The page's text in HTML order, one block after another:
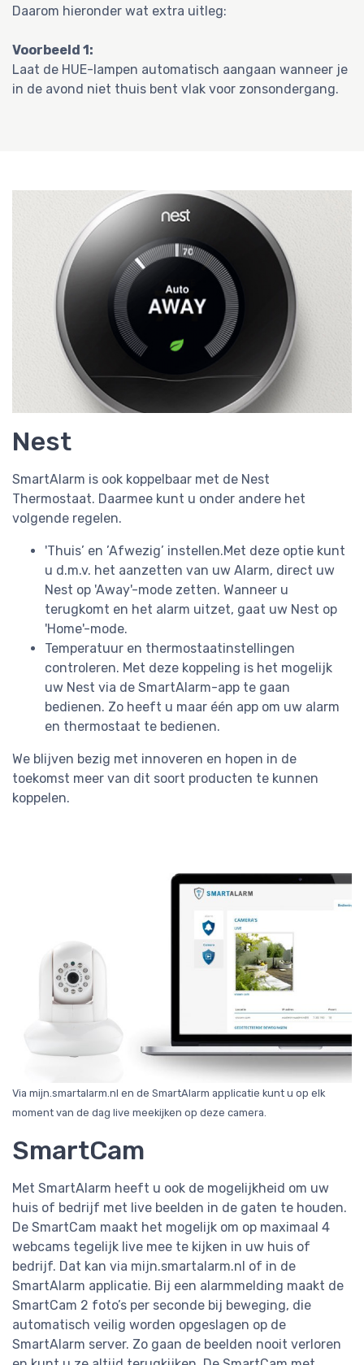
Daarom hieronder wat extra uitleg:
Voorbeeld 1:
Laat de HUE-lampen automatisch aangaan wanneer je
in de avond niet thuis bent vlak voor zonsondergang.
Nest
SmartAlarm is ook koppelbaar met de Nest
Thermostaat. Daarmee kunt u onder andere het
volgende regelen.
'Thuis’ en ’Afwezig’ instellen.Met deze optie kunt
u d.m.v. het aanzetten van uw Alarm, direct uw
Nest op 'Away'-mode zetten. Wanneer u
terugkomt en het alarm uitzet, gaat uw Nest op
'Home'-mode.
Temperatuur en thermostaatinstellingen
controleren. Met deze koppeling is het mogelijk
uw Nest via de SmartAlarm-app te gaan
bedienen. Zo heeft u maar één app om uw alarm
en thermostaat te bedienen.
We blijven bezig met innoveren en hopen in de
toekomst meer van dit soort producten te kunnen
koppelen.
Via mijn.smartalarm.nl en de SmartAlarm applicatie kunt u op elk
moment van de dag live meekijken op deze camera.
SmartCam
Met SmartAlarm heeft u ook de mogelijkheid om uw
huis of bedrijf met live beelden in de gaten te houden.
De SmartCam maakt het mogelijk om op maximaal 4
webcams tegelijk live mee te kijken in uw huis of
bedrijf. Dat kan via mijn.smartalarm.nl of in de
SmartAlarm applicatie. Bij een alarmmelding maakt de
SmartCam 2 foto’s per seconde bij beweging, die
automatisch veilig worden opgeslagen op de
SmartAlarm server. Zo gaan de beelden nooit verloren